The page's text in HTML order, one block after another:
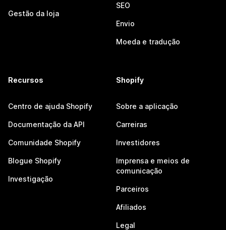
Gestão da loja
SEO
Envio
Moeda e tradução
Recursos
Centro de ajuda Shopify
Documentação da API
Comunidade Shopify
Blogue Shopify
Investigação
Shopify
Sobre a aplicação
Carreiras
Investidores
Imprensa e meios de
comunicação
Parceiros
Afiliados
Legal